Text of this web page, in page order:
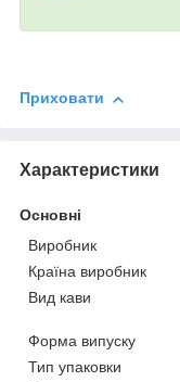
Приховати
Характеристики
Основні
Виробник
Країна виробник
Вид кави
Форма випуску
Тип упаковки